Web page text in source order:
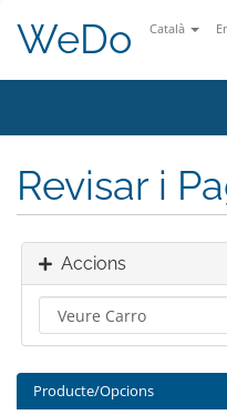
Català
WeDo
Revisar i
Accions
Producte/Opcions